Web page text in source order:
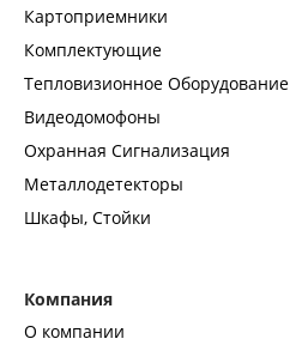
Картоприемники
Комплектующие
Тепловизионное Оборудование
Видеодомофоны
Охранная Сигнализация
Металлодетекторы
Шкафы, Стойки
Компания
О компании